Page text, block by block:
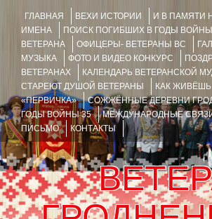
ГЛАВНАЯ ВЕХИ ИСТОРИИ
И В ПАМЯТИ
ИМЕНА
ПОИСК ПОГИБШИХ В ГОДЫ ВОЙНЫ
ВЕТЕРАНА
ОФИЦЕРЫ- ВЕТЕРАНЫ ВС
МУЗЫКА
ФОТО И ВИДЕО КОНКУРС
ВЕТЕРАНАХ
КАЛЕНДАРЬ ВЕТЕРАНСКОЙ
СТАРЕЮТ ДУШОЙ ВЕТЕРАНЫ
КАК ЖИВЁШЬ
«ПЕРВИЧКА»
СОЖЖЁННЫЕ ДЕРЕВНИ
ГОДЫ ВОЙНЫ 35
МЕЖДУНАРОДНЫЕ
ПИСЬМО
КОНТАКТЫ